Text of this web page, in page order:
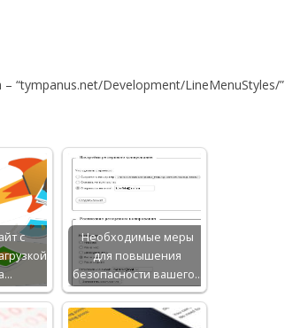
“tympanus.net/Development/LineMenuStyles/”
с
Необходимые меры
для повышения
безопасности вашего…